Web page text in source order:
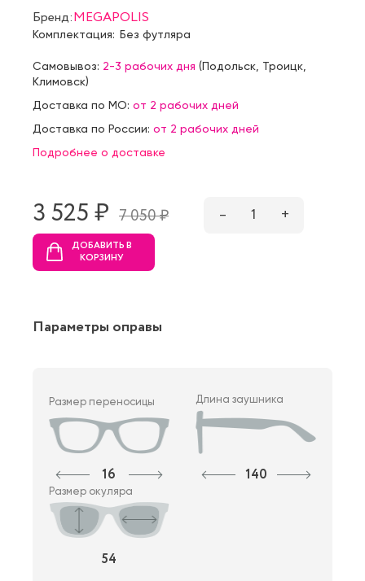
Бренд:MEGAPOLIS
Комплектация: Без футляра
Самовывоз: 2-3 рабочих дня (Подольск Троицк
Климовск)
Доставка по МО: от 2 рабочих дней
Доставка по России: от 2 рабочих дней
Подробнее о доставке
3 525 ₷ 7 050 ₷ – 1 +
ДОБАВИТЬ В
КОРЗИНУ
Параметры оправы
Размер переносицы
16
Длина заушника
140
Размер окуляра
54